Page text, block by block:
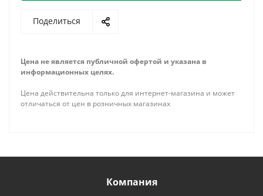
Поделиться
Цена не является публичной офертой и указана в
информационных целях.
Цена действительна только для интернет-магазина и может
отличаться от цен в розничных магазинах
Компания